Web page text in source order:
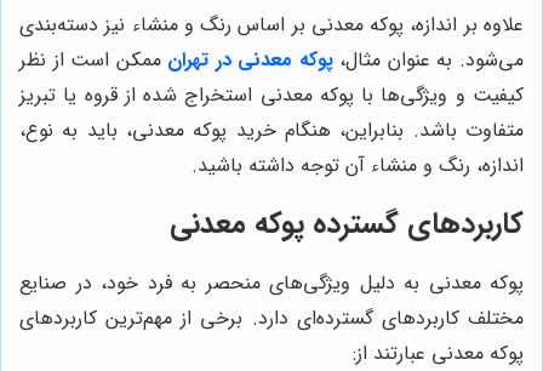
علاوه بر اندازه، پوکه معدنی بر اساس رنگ و منشاء نیز دسته‌بندی
می‌شود. به عنوان مثال،پوکه معدنی در تهران ممکن است از نظر
کیفیت و ویژگی‌ها با پوکه معدنی استخراج شده از قروه یا تبریز
متفاوت باشد. بنابراین، هنگام خرید پوکه معدنی، باید به نوع،
اندازه، رنگ و منشاء آن توجه داشته باشید.
کاربردهای گسترده پوکه معدنی
پوکه معدنی به دلیل ویژگی‌های منحصر به فرد خود، در صنایع
مختلف کاربردهای گسترده‌ای دارد. برخی از مهم‌ترین کاربردهای
پوکه معدنی عبارتند از: